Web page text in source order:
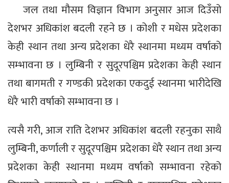
जल तथा मौसम विज्ञान विभाग अनुसार आज दिउँसो
देशभर अधिकांश बदली रहने छ । कोशी र मधेस प्रदेशका
केही स्थान तथा अन्य प्रदेशका धेरै स्थानमा मध्यम वर्षाको
सम्भावना छ । लुम्बिनी र सुदूरपश्चिम प्रदेशका केही स्थान
तथा बागमती र गण्डकी प्रदेशका एकदुई स्थानमा भारीदेखि
धेरै भारी वर्षाको सम्भावना छ ।
त्यसै गरी, आज राति देशभर अधिकांश बदली रहनुका साथै
लुम्बिनी, कर्णाली र सुदूरपश्चिम प्रदेशका धेरै स्थान तथा अन्य
प्रदेशका केही स्थानमा मध्यम वर्षाको सम्भावना रहेको